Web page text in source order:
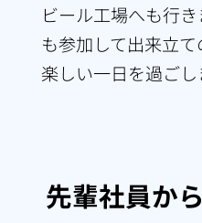
ビール工場へも行
も参加して出来立て
楽しい一日を過ごし
先輩社員か